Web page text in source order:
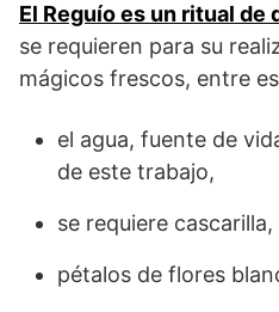
El Reguío es un ritual de
se requieren para su
mágicos frescos, entre
el agua, fuente de
de este trabajo,
se requiere cascarilla,
pétalos de flores